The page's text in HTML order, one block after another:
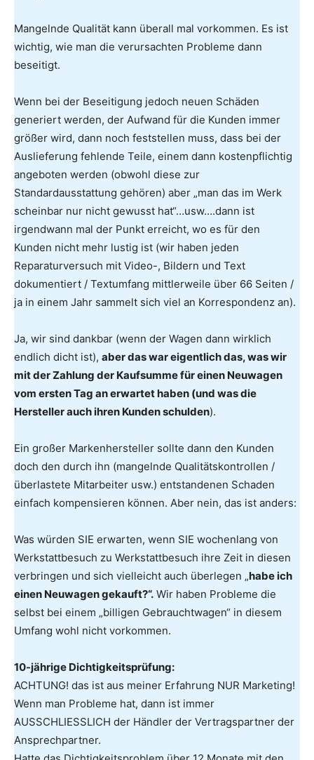
Mangelnde Qualität kann überall mal vorkommen. Es ist
wichtig, wie man die verursachten Probleme dann
beseitigt.
Wenn bei der Beseitigung jedoch neuen Schäden
generiert werden, der Aufwand für die Kunden immer
größer wird, dann noch feststellen muss, dass bei der
Auslieferung fehlende Teile, einem dann kostenpflichtig
angeboten werden (obwohl diese zur
Standardausstattung gehören) aber „man das im Werk
scheinbar nur nicht gewusst hat“…usw….dann ist
irgendwann mal der Punkt erreicht, wo es für den
Kunden nicht mehr lustig ist (wir haben jeden
Reparaturversuch mit Video-, Bildern und Text
dokumentiert / Textumfang mittlerweile über 66 Seiten /
ja in einem Jahr sammelt sich viel an Korrespondenz an).
Ja, wir sind dankbar (wenn der Wagen dann wirklich
endlich dicht ist), aber das war eigentlich das, was wir
mit der Zahlung der Kaufsumme für einen Neuwagen
vom ersten Tag an erwartet haben (und was die
Hersteller auch ihren Kunden schulden).
Ein großer Markenhersteller sollte dann den Kunden
doch den durch ihn (mangelnde Qualitätskontrollen /
überlastete Mitarbeiter usw.) entstandenen Schaden
einfach kompensieren können. Aber nein, das ist anders:
Was würden SIE erwarten, wenn SIE wochenlang von
Werkstattbesuch zu Werkstattbesuch ihre Zeit in diesen
verbringen und sich vielleicht auch überlegen „habe ich
einen Neuwagen gekauft?“. Wir haben Probleme die
selbst bei einem „billigen Gebrauchtwagen“ in diesem
Umfang wohl nicht vorkommen.
10-jährige Dichtigkeitsprüfung:
ACHTUNG! das ist aus meiner Erfahrung NUR Marketing!
Wenn man Probleme hat, dann ist immer
AUSSCHLIESSLICH der Händler der Vertragspartner der
Ansprechpartner.